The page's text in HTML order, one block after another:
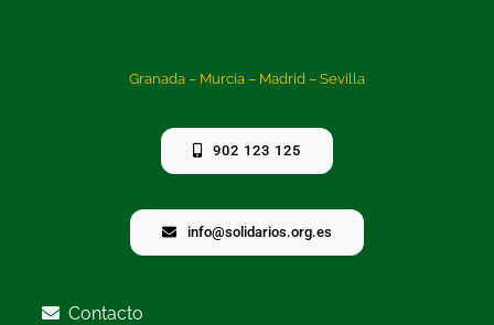
Granada – Murcia – Madrid – Sevilla
902 123 125
info@solidarios.org.es
Contacto